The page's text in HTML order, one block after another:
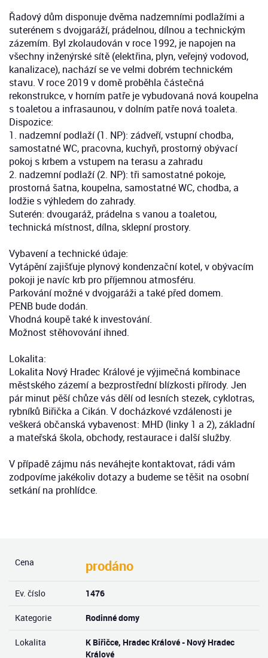
Řadový dům disponuje dvěma nadzemními podlažími a
suterénem s dvojgaráží, prádelnou, dílnou a technickým
zázemím. Byl zkolaudován v roce 1992, je napojen na
všechny inženýrské sítě (elektřina, plyn, veřejný vodovod,
kanalizace), nachází se ve velmi dobrém technickém
stavu. V roce 2019 v domě proběhla částečná
rekonstrukce, v horním patře je vybudovaná nová koupelna
s toaletou a infrasaunou, v dolním patře nová toaleta.
Dispozice:
1. nadzemní podlaží (1. NP): zádveří, vstupní chodba,
samostatné WC, pracovna, kuchyň, prostorný obývací
pokoj s krbem a vstupem na terasu a zahradu
2. nadzemní podlaží (2. NP): tři samostatné pokoje,
prostorná šatna, koupelna, samostatné WC, chodba, a
lodžie s výhledem do zahrady.
Suterén: dvougaráž, prádelna s vanou a toaletou,
technická místnost, dílna, sklepní prostory.
Vybavení a technické údaje:
Vytápění zajišťuje plynový kondenzační kotel, v obývacím
pokoji je navíc krb pro příjemnou atmosféru.
Parkování možné v dvojgaráži a také před domem.
PENB bude dodán.
Vhodná koupě také k investování.
Možnost stěhovování ihned.
Lokalita:
Lokalita Nový Hradec Králové je výjimečná kombinace
městského zázemí a bezprostřední blízkosti přírody. Jen
pár minut pěší chůze vás dělí od lesních stezek, cyklotras,
rybníků Biřička a Cikán. V docházkové vzdálenosti je
veškerá občanská vybavenost: MHD (linky 1 a 2), základní
a mateřská škola, obchody, restaurace i další služby.
V případě zájmu nás neváhejte kontaktovat, rádi vám
zodpovíme jakékoliv dotazy a budeme se těšit na osobní
setkání na prohlídce.
Cena prodáno
Ev. číslo 1476
Kategorie Rodinné domy
Lokalita
K Biřičce, Hradec Králové - Nový Hradec
Králové